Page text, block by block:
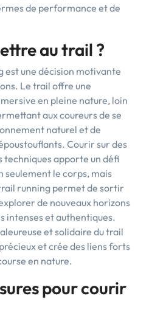
de performance et de
au trail ?
est une décision motivante
Le trail offre une
en pleine nature, loin
aux coureurs de se
naturel et de
Courir sur des
apporte un défi
seulement le corps, mais
running permet de sortir
de nouveaux horizons
intenses et authentiques.
et solidaire du trail
et crée des liens forts
en nature.
pour courir